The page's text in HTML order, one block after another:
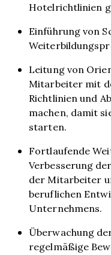
Hotelrichtlinien
Einführung von
Leitung von
Mitarbeiter mit
Richtlinien und
machen, damit
starten.
Fortlaufende
Verbesserung
der Mitarbeiter
beruflichen
Unternehmens.
Überwachung
regelmäßige